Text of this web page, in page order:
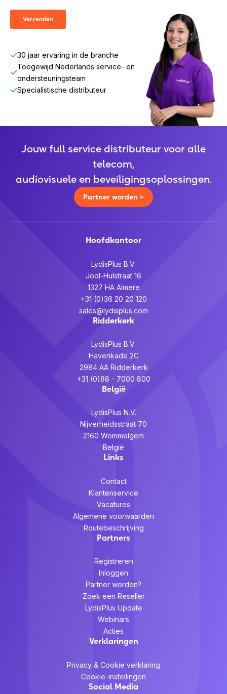
van onze merken.
30 jaar ervaring in de branche
Toegewijd Nederlands service- en
ondersteuningsteam
Specialistische distributeur
Jouw full service distributeur voor alle
telecom,
audiovisuele en beveiligingsoplossingen.
Partner worden >
Hoofdkantoor
LydisPlus B.V.
Jool-Hulstraat 16
1327 HA Almere
+31 (0)36 20 20 120
sales@lydisplus.com
Ridderkerk
LydisPlus B.V.
Havenkade 2C
2984 AA Ridderkerk
+31 (0)88 - 7000 800
België
LydisPlus N.V.
Nijverheidsstraat 70
2160 Wommelgem
België
Links
Contact
Klantenservice
Vacatures
Algemene voorwaarden
Routebeschrijving
Partners
Registreren
Inloggen
Partner worden?
Zoek een Reseller
LydisPlus Update
Webinars
Acties
Verklaringen
Privacy & Cookie verklaring
Cookie-instellingen
Social Media